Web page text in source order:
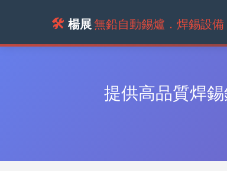
🛠️ 楊展無鉛自動錫爐．焊錫設備
提供高品質焊